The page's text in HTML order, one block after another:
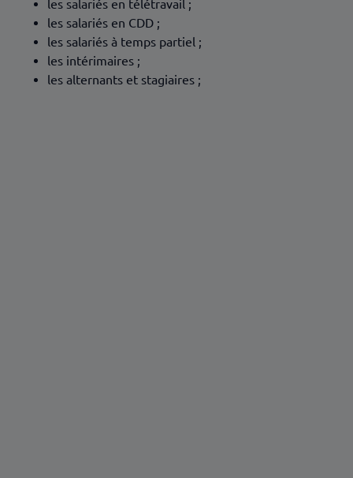
les salariés en télétravail ;
les salariés en CDD ;
les salariés à temps partiel ;
les intérimaires ;
les alternants et stagiaires ;